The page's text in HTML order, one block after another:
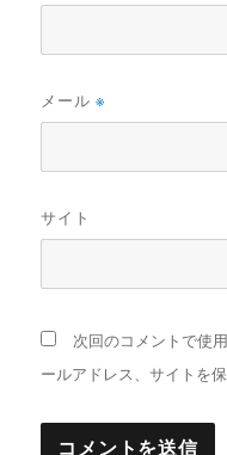
メール※
サイト
次回のコメントで使
ールアドレス、サイトを保